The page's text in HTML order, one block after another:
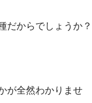
だからでしょうか？
が全然わかりませ